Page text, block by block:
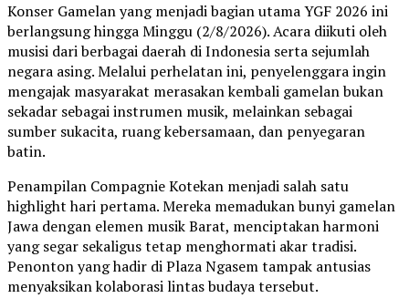
Konser Gamelan yang menjadi bagian utama YGF 2026 ini
berlangsung hingga Minggu (2/8/2026). Acara diikuti oleh
musisi dari berbagai daerah di Indonesia serta sejumlah
negara asing. Melalui perhelatan ini, penyelenggara ingin
mengajak masyarakat merasakan kembali gamelan bukan
sekadar sebagai instrumen musik, melainkan sebagai
sumber sukacita, ruang kebersamaan, dan penyegaran
batin.
Penampilan Compagnie Kotekan menjadi salah satu
highlight hari pertama. Mereka memadukan bunyi gamelan
Jawa dengan elemen musik Barat, menciptakan harmoni
yang segar sekaligus tetap menghormati akar tradisi.
Penonton yang hadir di Plaza Ngasem tampak antusias
menyaksikan kolaborasi lintas budaya tersebut.